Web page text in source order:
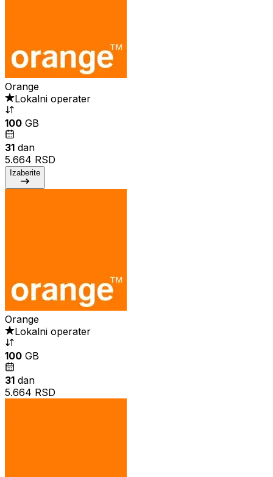
Orange
Lokalni operater
100 GB
31 dan
5.664 RSD
Izaberite
Orange
Lokalni operater
100 GB
31 dan
5.664 RSD